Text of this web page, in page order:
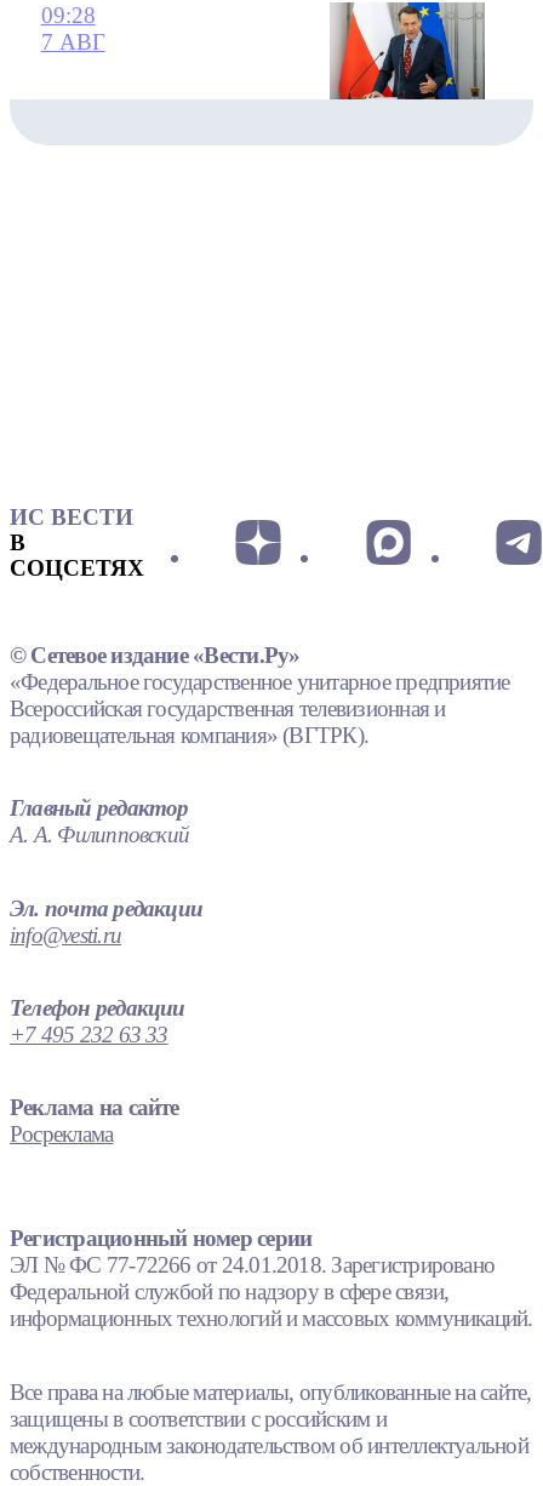
09:28
7 АВГ
ИС ВЕСТИ
В
СОЦСЕТЯХ
© Сетевое издание «Вести.Ру»
«Федеральное государственное унитарное предприятие
Всероссийская государственная телевизионная и
радиовещательная компания» (ВГТРК).
Главный редактор
А. А. Филипповский
Эл. почта редакции
info@vesti.ru
Телефон редакции
+7 495 232 63 33
Реклама на сайте
Росреклама
Регистрационный номер серии
ЭЛ № ФС 77-72266 от 24.01.2018. Зарегистрировано
Федеральной службой по надзору в сфере связи,
информационных технологий и массовых коммуникаций.
Все права на любые материалы, опубликованные на сайте,
защищены в соответствии с российским и
международным законодательством об интеллектуальной
собственности.